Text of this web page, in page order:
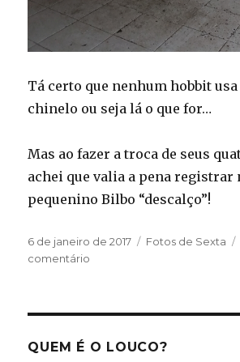
Tá certo que nenhum hobbit usa
chinelo ou seja lá o que for…
Mas ao fazer a troca de seus
achei que valia a pena registrar
pequenino Bilbo “descalço”!
Publicado
em
6 de janeiro de 2017 Categorias
Fotos de Sexta
comentário
QUEM É O LOUCO?